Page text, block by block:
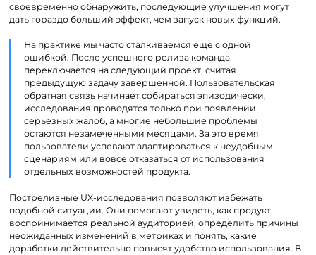
своевременно обнаружить, последующие улучшения могут
дать гораздо больший эффект, чем запуск новых функций.
На практике мы часто сталкиваемся еще с одной
ошибкой. После успешного релиза команда
переключается на следующий проект, считая
предыдущую задачу завершенной. Пользовательская
обратная связь начинает собираться эпизодически,
исследования проводятся только при появлении
серьезных жалоб, а многие небольшие проблемы
остаются незамеченными месяцами. За это время
пользователи успевают адаптироваться к неудобным
сценариям или вовсе отказаться от использования
отдельных возможностей продукта.
Пострелизные UX-исследования позволяют избежать
подобной ситуации. Они помогают увидеть, как продукт
воспринимается реальной аудиторией, определить причины
неожиданных изменений в метриках и понять, какие
доработки действительно повысят удобство использования. В